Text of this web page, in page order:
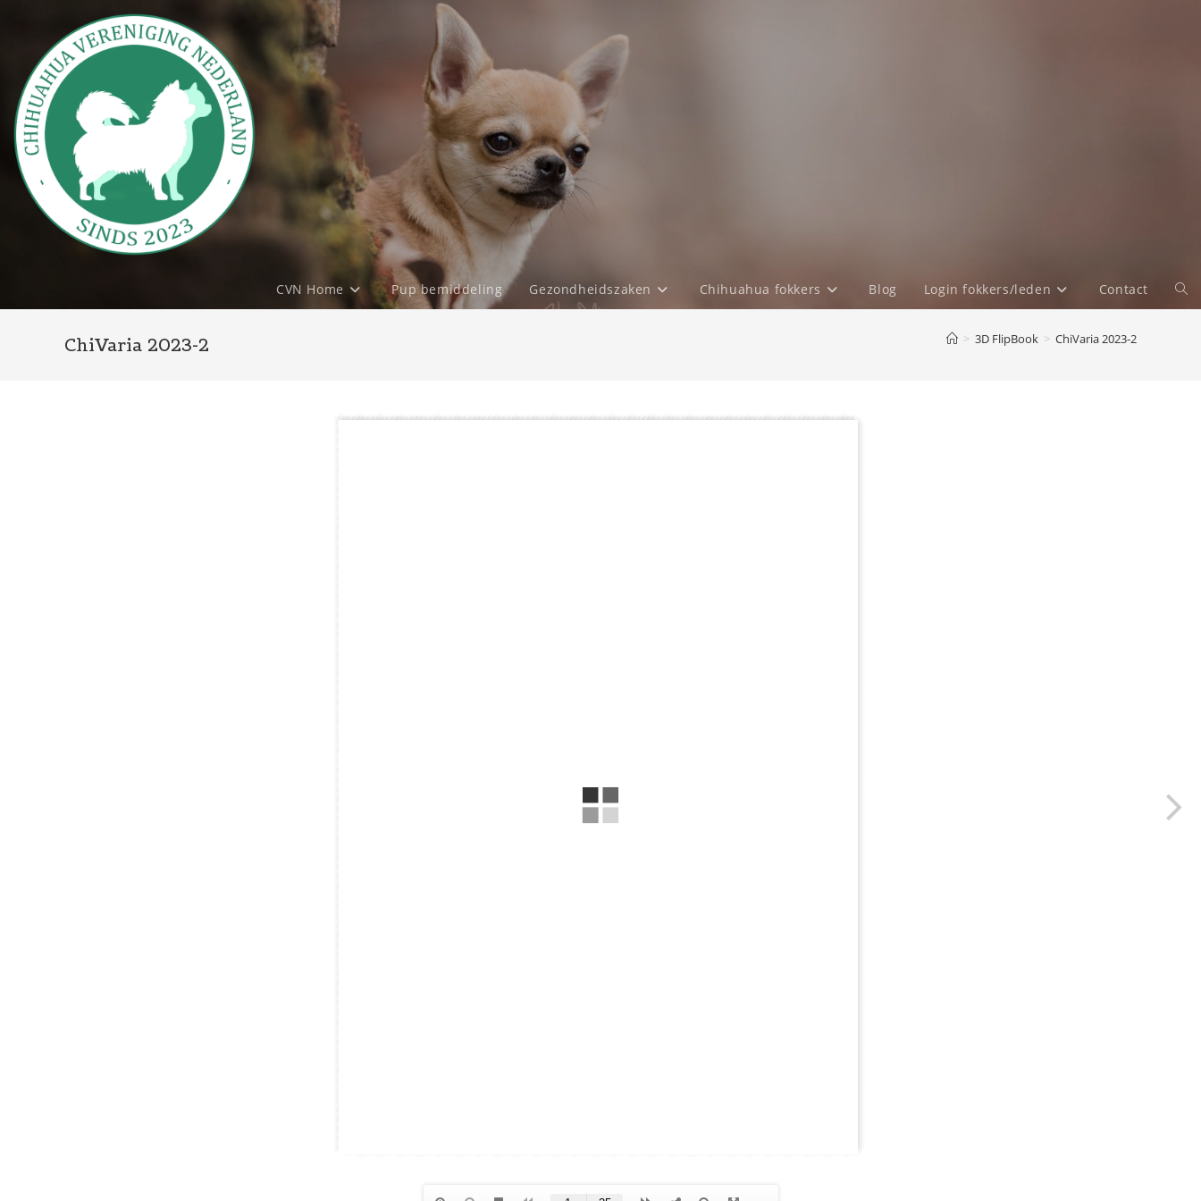
inhoud
CVN Home Pup bemiddeling Gezondheidszaken Chihuahua fokkers Blog Login fokkers/leden Contact
ChiVaria 2023-2 > 3D FlipBook > ChiVaria 2023-2